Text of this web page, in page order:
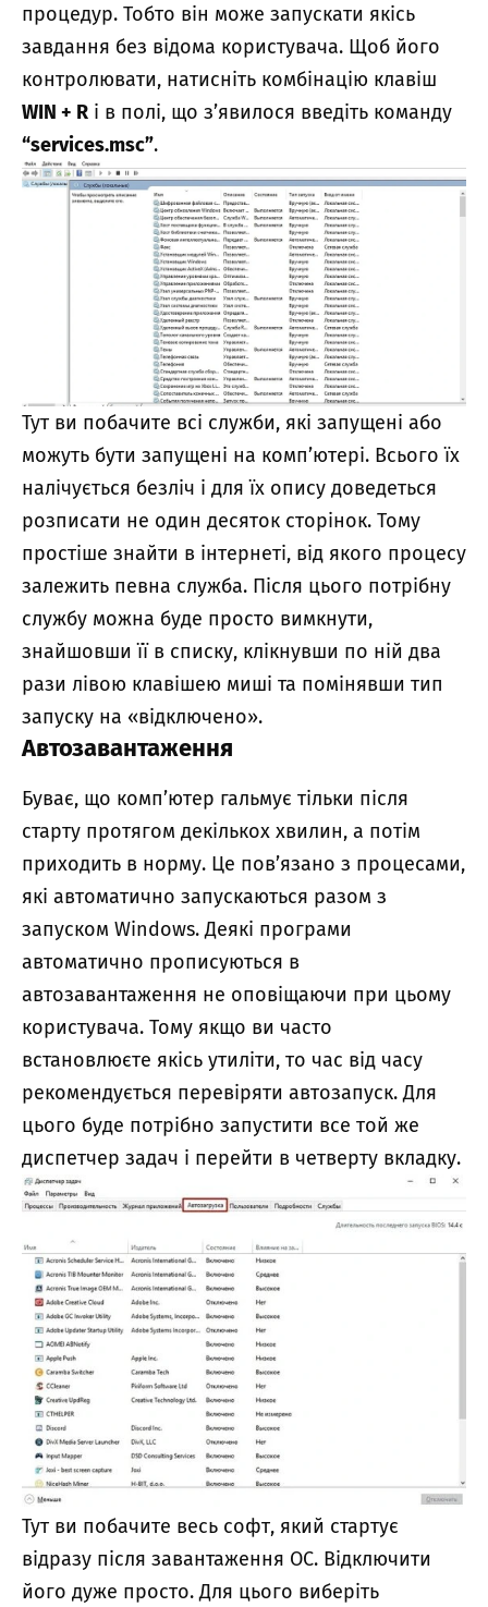
процедур. Тобто він може запускати якісь
завдання без відома користувача. Щоб його
контролювати, натисніть комбінацію клавіш
WIN + R і в полі, що з’явилося введіть команду
“services.msc”.
Тут ви побачите всі служби, які запущені або
можуть бути запущені на комп’ютері. Всього їх
налічується безліч і для їх опису доведеться
розписати не один десяток сторінок. Тому
простіше знайти в інтернеті, від якого процесу
залежить певна служба. Після цього потрібну
службу можна буде просто вимкнути,
знайшовши її в списку, клікнувши по ній два
рази лівою клавішею миші та помінявши тип
запуску на «відключено».
Автозавантаження
Буває, що комп’ютер гальмує тільки після
старту протягом декількох хвилин, а потім
приходить в норму. Це пов’язано з процесами,
які автоматично запускаються разом з
запуском Windows. Деякі програми
автоматично прописуються в
автозавантаження не оповіщаючи при цьому
користувача. Тому якщо ви часто
встановлюєте якісь утиліти, то час від часу
рекомендується перевіряти автозапуск. Для
цього буде потрібно запустити все той же
диспетчер задач і перейти в четверту вкладку.
Тут ви побачите весь софт, який стартує
відразу після завантаження ОС. Відключити
його дуже просто. Для цього виберіть